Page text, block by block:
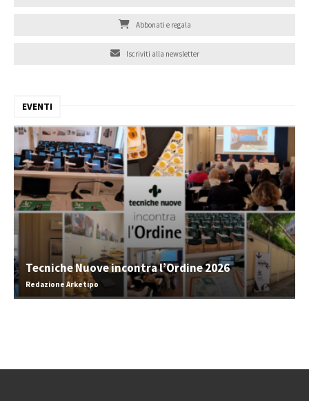
Abbonati e regala
Iscriviti alla newsletter
EVENTI
Tecniche Nuove incontra l’Ordine 2026
Redazione Arketipo